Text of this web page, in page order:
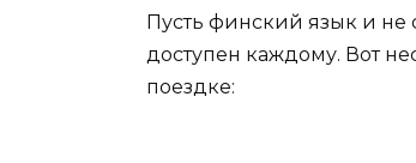
Пусть финский язык и не
доступен каждому. Вот
поездке: